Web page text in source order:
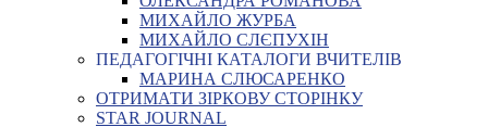
МИХАЙЛО ЖУРБА
МИХАЙЛО СЛЄПУХІН
ПЕДАГОГІЧНІ КАТАЛОГИ ВЧИТЕЛІВ
МАРИНА СЛЮСАРЕНКО
ОТРИМАТИ ЗІРКОВУ СТОРІНКУ
STAR JOURNAL